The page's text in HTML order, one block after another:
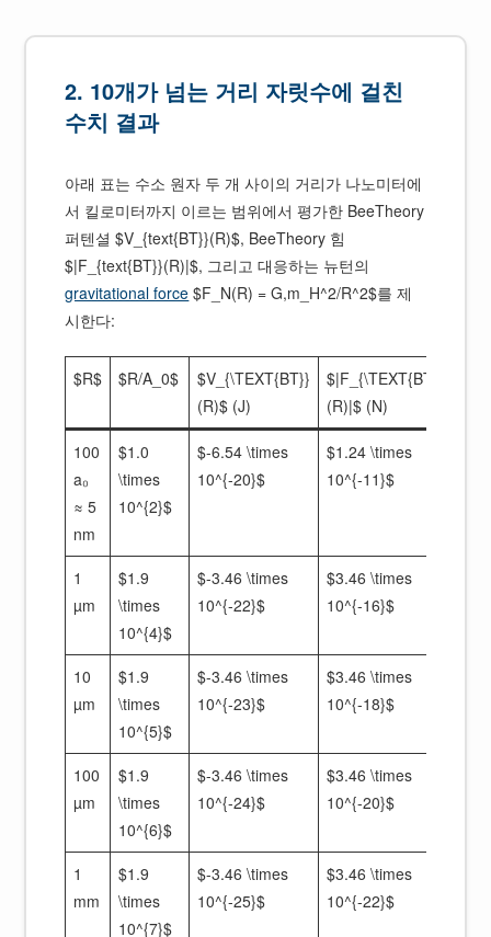
2. 10개가 넘는 거리 자릿수에 걸친
수치 결과
아래 표는 수소 원자 두 개 사이의 거리가 나노미터에
서 킬로미터까지 이르는 범위에서 평가한 BeeTheory
퍼텐셜 $V_{text{BT}}(R)$, BeeTheory 힘
$|F_{text{BT}}(R)|$, 그리고 대응하는 뉴턴의
gravitational force $F_N(R) = G,m_H^2/R^2$를 제
시한다:
$R$ $R/A_0$
$V_{\TEXT{BT}}
(R)$ (J)
$|F_{\TEXT{BT}}
(R)|$ (N)
100
a₀
≈ 5
nm
$1.0
\times
10^{2}$
$-6.54 \times
10^{-20}$
$1.24 \times
10^{-11}$
1
µm
$1.9
\times
10^{4}$
$-3.46 \times
10^{-22}$
$3.46 \times
10^{-16}$
10
µm
$1.9
\times
10^{5}$
$-3.46 \times
10^{-23}$
$3.46 \times
10^{-18}$
100
µm
$1.9
\times
10^{6}$
$-3.46 \times
10^{-24}$
$3.46 \times
10^{-20}$
1
mm
$1.9
\times
10^{7}$
$-3.46 \times
10^{-25}$
$3.46 \times
10^{-22}$